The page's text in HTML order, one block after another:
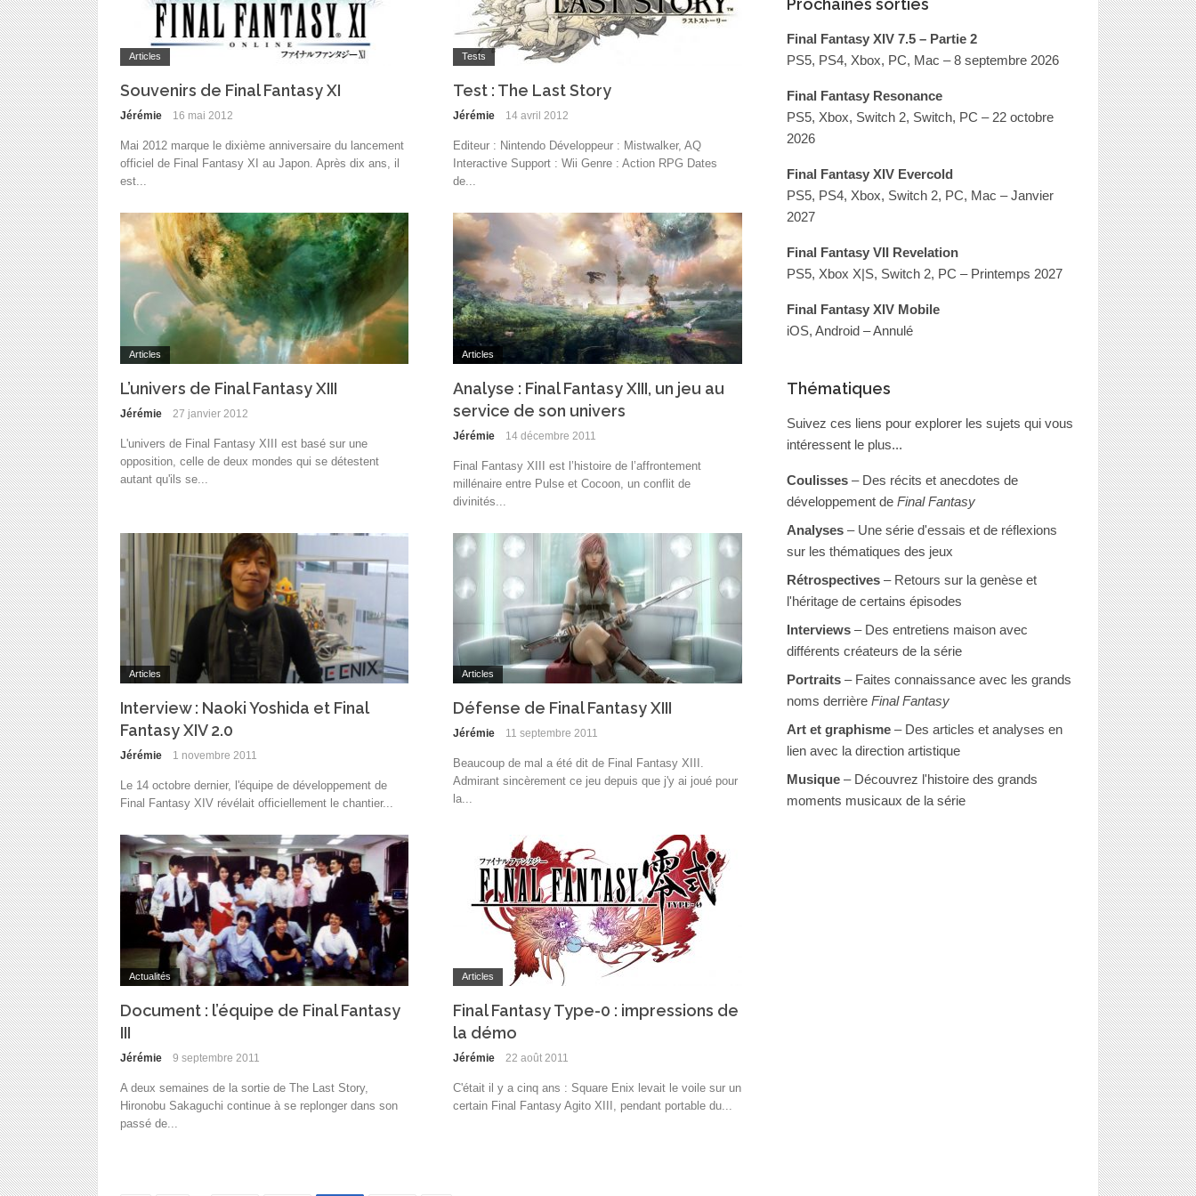
Articles
Souvenirs de Final Fantasy XI
Jérémie 16 mai 2012
Mai 2012 marque le dixième anniversaire du lancement
officiel de Final Fantasy XI au Japon. Après dix ans, il
est...
Tests
Test : The Last Story
Jérémie 14 avril 2012
Editeur : Nintendo Développeur : Mistwalker, AQ
Interactive Support : Wii Genre : Action RPG Dates
de...
Articles
L’univers de Final Fantasy XIII
Jérémie 27 janvier 2012
L'univers de Final Fantasy XIII est basé sur une
opposition, celle de deux mondes qui se détestent
autant qu'ils se...
Articles
Analyse : Final Fantasy XIII, un jeu au
service de son univers
Jérémie 14 décembre 2011
Final Fantasy XIII est l’histoire de l’affrontement
millénaire entre Pulse et Cocoon, un conflit de
divinités...
Articles
Interview : Naoki Yoshida et Final
Fantasy XIV 2.0
Jérémie 1 novembre 2011
Le 14 octobre dernier, l'équipe de développement de
Final Fantasy XIV révélait officiellement le chantier...
Articles
Défense de Final Fantasy XIII
Jérémie 11 septembre 2011
Beaucoup de mal a été dit de Final Fantasy XIII.
Admirant sincèrement ce jeu depuis que j'y ai joué pour
la...
Actualités
Document : l’équipe de Final Fantasy
III
Jérémie 9 septembre 2011
A deux semaines de la sortie de The Last Story,
Hironobu Sakaguchi continue à se replonger dans son
passé de...
Articles
Final Fantasy Type-0 : impressions de
la démo
Jérémie 22 août 2011
C'était il y a cinq ans : Square Enix levait le voile sur un
certain Final Fantasy Agito XIII, pendant portable du...
Prochaines sorties
Final Fantasy XIV 7.5 – Partie 2
PS5, PS4, Xbox, PC, Mac – 8 septembre 2026
Final Fantasy Resonance
PS5, Xbox, Switch 2, Switch, PC – 22 octobre
2026
Final Fantasy XIV Evercold
PS5, PS4, Xbox, Switch 2, PC, Mac – Janvier
2027
Final Fantasy VII Revelation
PS5, Xbox X|S, Switch 2, PC – Printemps 2027
Final Fantasy XIV Mobile
iOS, Android – Annulé
Thématiques
Suivez ces liens pour explorer les sujets qui vous
intéressent le plus...
Coulisses– Des récits et anecdotes de
développement de Final Fantasy
Analyses– Une série d'essais et de réflexions
sur les thématiques des jeux
Rétrospectives– Retours sur la genèse et
l'héritage de certains épisodes
Interviews– Des entretiens maison avec
différents créateurs de la série
Portraits– Faites connaissance avec les grands
noms derrière Final Fantasy
Art et graphisme– Des articles et analyses en
lien avec la direction artistique
Musique– Découvrez l'histoire des grands
moments musicaux de la série